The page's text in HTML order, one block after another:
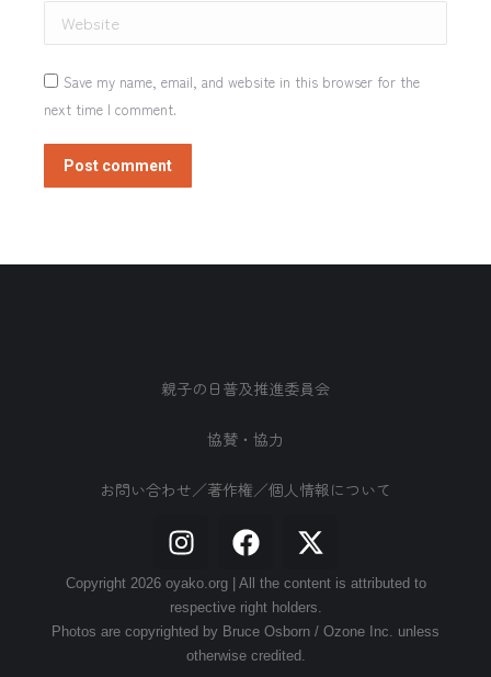
Website
Save my name, email, and website in this browser for the
next time I comment.
Post comment
親子の日普及推進委員会
協賛・協力
お問い合わせ／著作権／個人情報について
Copyright 2026 oyako.org | All the content is attributed to
respective right holders.
Photos are copyrighted by Bruce Osborn / Ozone Inc. unless
otherwise credited.